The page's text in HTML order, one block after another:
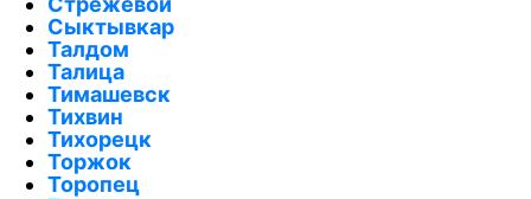
Сыктывкар
Талдом
Талица
Тимашевск
Тихвин
Тихорецк
Торжок
Торопец